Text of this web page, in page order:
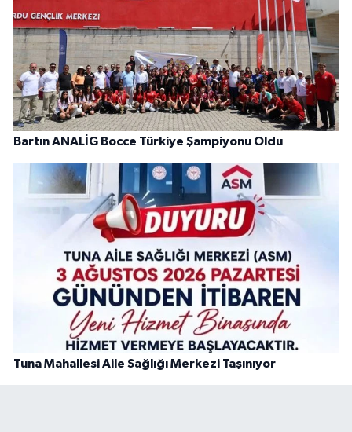
Bartın ANALİG Bocce Türkiye Şampiyonu Oldu
Tuna Mahallesi Aile Sağlığı Merkezi Taşınıyor